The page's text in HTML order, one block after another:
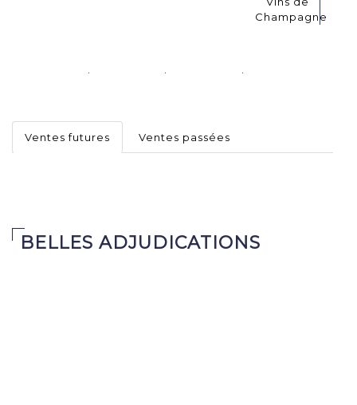
Champagne
Ventes futures Ventes passées
BELLES ADJUDICATIONS